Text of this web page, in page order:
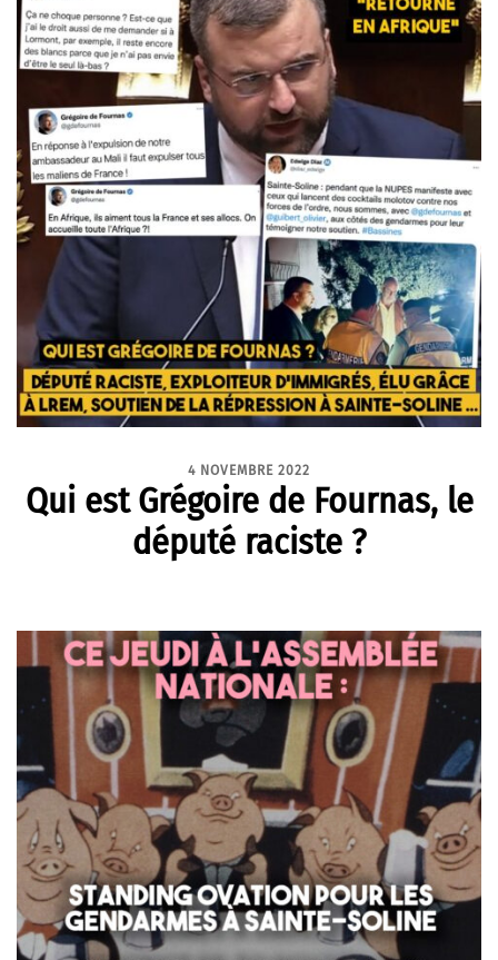
4 NOVEMBRE 2022
Qui est Grégoire de Fournas, le
député raciste ?